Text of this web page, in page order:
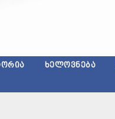
ᲮᲔᲚᲝᲕᲜᲔᲑᲐ